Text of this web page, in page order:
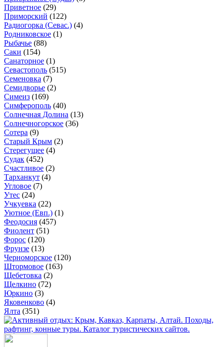
Приветное (29)
Приморский (122)
Радиогорка (Севас.) (4)
Родниковское (1)
Рыбачье (88)
Саки (154)
Санаторное (1)
Севастополь (515)
Семеновка (7)
Семидворье (2)
Симеиз (169)
Симферополь (40)
Солнечная Долина (13)
Солнечногорское (36)
Сотера (9)
Старый Крым (2)
Стерегущее (4)
Судак (452)
Счастливое (2)
Тарханкут (4)
Угловое (7)
Утес (24)
Учкуевка (22)
Уютное (Евп.) (1)
Феодосия (457)
Фиолент (51)
Форос (120)
Фрунзе (13)
Черноморское (120)
Штормовое (163)
Щебетовка (2)
Щелкино (72)
Юркино (3)
Яковенково (4)
Ялта (351)